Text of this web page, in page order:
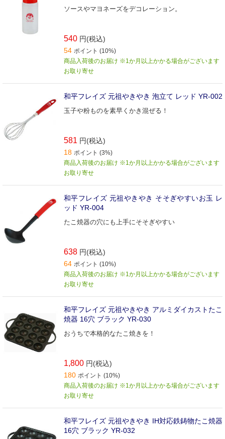
ソースやマヨネーズをデコレーション。
540 円(税込)
54 ポイント (10%)
商品入荷後のお届け ※1か月以上かかる場合がございます
お取り寄せ
和平フレイズ 元祖やきやき 泡立て レッド YR-002
玉子や粉ものを素早くかき混ぜる！
581 円(税込)
18 ポイント (3%)
商品入荷後のお届け ※1か月以上かかる場合がございます
お取り寄せ
和平フレイズ 元祖やきやき そそぎやすいお玉 レ
ッド YR-004
たこ焼器の穴にも上手にそそぎやすい
638 円(税込)
64 ポイント (10%)
商品入荷後のお届け ※1か月以上かかる場合がございます
お取り寄せ
和平フレイズ 元祖やきやき アルミダイカストたこ
焼器 16穴 ブラック YR-030
おうちで本格的なたこ焼きを！
1,800 円(税込)
180 ポイント (10%)
商品入荷後のお届け ※1か月以上かかる場合がございます
お取り寄せ
和平フレイズ 元祖やきやき IH対応鉄鋳物たこ焼器
16穴 ブラック YR-032